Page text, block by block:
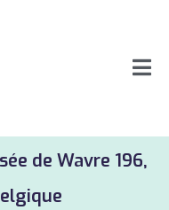
de Wavre 196,